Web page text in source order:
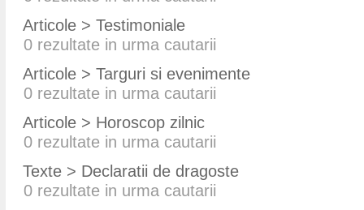
Articole > Testimoniale
0 rezultate in urma cautarii
Articole > Targuri si evenimente
0 rezultate in urma cautarii
Articole > Horoscop zilnic
0 rezultate in urma cautarii
Texte > Declaratii de dragoste
0 rezultate in urma cautarii